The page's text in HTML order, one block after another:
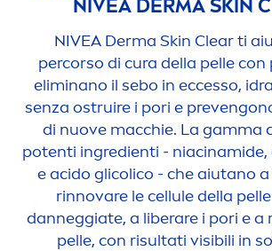
NIVEA DERMASKIN
NIVEADerma Skin Clear ti
percorso di cura della pelle
eliminano il sebo in eccesso,
senza ostruire i pori e
di nuove macchie. La gamma
potenti ingredienti - niacinamide,
e acido glicolico - che aiutano
rinnovare le cellule della
danneggiate, a liberare i pori e a
pelle, con risultati visibili in